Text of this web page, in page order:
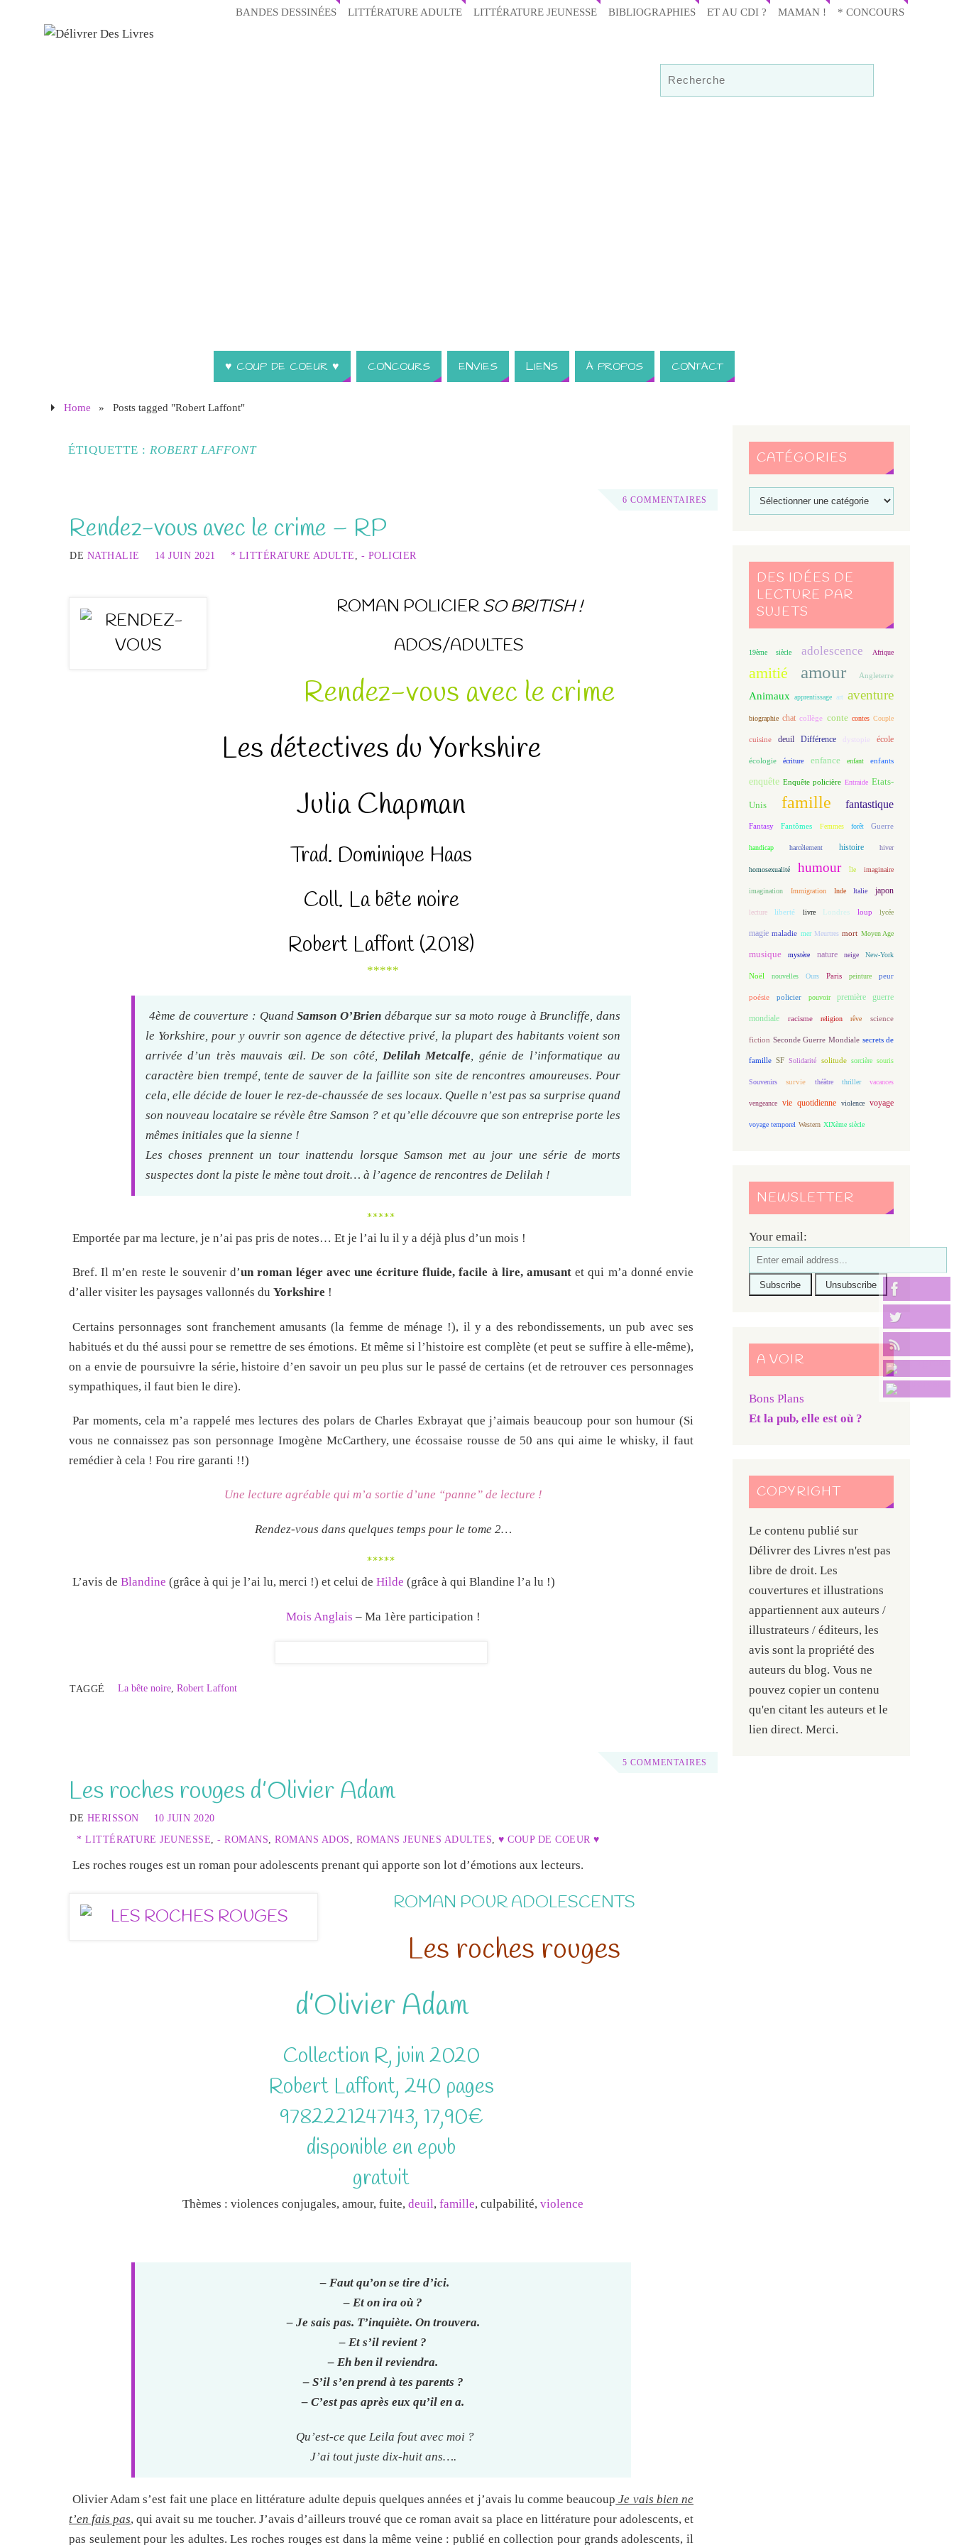
BANDES DESSINÉES LITTÉRATURE ADULTE LITTÉRATURE JEUNESSE BIBLIOGRAPHIES ET AU CDI ? MAMAN ! * CONCOURS
♥ COUP DE COEUR ♥ CONCOURS ENVIES LIENS À PROPOS CONTACT
Home » Posts tagged "Robert Laffont"
ÉTIQUETTE : ROBERT LAFFONT
6 COMMENTAIRES
Rendez-vous avec le crime – RP
DE NATHALIE 14 JUIN 2021 * LITTÉRATURE ADULTE - POLICIER
ROMAN POLICIERSO BRITISH !
ADOS/ADULTES
Rendez-vous avec le crime
Les détectives du Yorkshire
Julia Chapman
Trad. Dominique Haas
Coll. La bête noire
Robert Laffont (2018)
*****
4ème de couverture : QuandSamson O’Briendébarque sur sa moto rouge à Bruncliffe, dans
le Yorkshire, pour y ouvrir son agence de détective privé, la plupart des habitants voient son
arrivée d’un très mauvais œil. De son côté,Delilah Metcalfe, génie de l’informatique au
caractère bien trempé, tente de sauver de la faillite son site de rencontres amoureuses. Pour
cela, elle décide de louer le rez-de-chaussée de ses locaux. Quelle n’est pas sa surprise quand
son nouveau locataire se révèle être Samson ? et qu’elle découvre que son entreprise porte les
mêmes initiales que la sienne !
Les choses prennent un tour inattendu lorsque Samson met au jour une série de morts
suspectes dont la piste le mène tout droit… à l’agence de rencontres de Delilah !
*****
Emportée par ma lecture, je n’ai pas pris de notes… Et je l’ai lu il y a déjà plus d’un mois !
Bref. Il m’en reste le souvenir d’un roman léger avec une écriture fluide, facile à lire, amusant et qui m’a donné envie
d’aller visiter les paysages vallonnés du Yorkshire !
Certains personnages sont franchement amusants (la femme de ménage !), il y a des rebondissements, un pub avec ses
habitués et du thé aussi pour se remettre de ses émotions. Et même si l’histoire est complète (et peut se suffire à elle-même),
on a envie de poursuivre la série, histoire d’en savoir un peu plus sur le passé de certains (et de retrouver ces personnages
sympathiques, il faut bien le dire).
Par moments, cela m’a rappelé mes lectures des polars de Charles Exbrayat que j’aimais beaucoup pour son humour (Si
vous ne connaissez pas son personnage Imogène McCarthery, une écossaise rousse de 50 ans qui aime le whisky, il faut
remédier à cela ! Fou rire garanti !!)
Une lecture agréable qui m’a sortie d’une “panne” de lecture !
Rendez-vous dans quelques temps pour le tome 2…
*****
L’avis de Blandine (grâce à qui je l’ai lu, merci !) et celui de Hilde (grâce à qui Blandine l’a lu !)
Mois Anglais – Ma 1ère participation !
TAGGÉ La bête noire, Robert Laffont
5 COMMENTAIRES
Les roches rouges d’Olivier Adam
DE HERISSON
10 JUIN 2020
* LITTÉRATURE JEUNESSE, - ROMANS, ROMANS ADOS, ROMANS JEUNES ADULTES, ♥ COUP DE COEUR ♥
Les roches rouges est un roman pour adolescents prenant qui apporte son lot d’émotions aux lecteurs.
ROMAN POUR ADOLESCENTS
Les roches rouges
d’Olivier Adam
Collection R, juin 2020
Robert Laffont, 240 pages
9782221247143, 17,90€
disponible en epub
gratuit
Thèmes : violences conjugales, amour, fuite, deuil, famille, culpabilité, violence
– Faut qu’on se tire d’ici.
– Et on ira où ?
– Je sais pas. T’inquiète. On trouvera.
– Et s’il revient ?
– Eh ben il reviendra.
– S’il s’en prend à tes parents ?
– C’est pas après eux qu’il en a.
Qu’est-ce que Leila fout avec moi ?
J’ai tout juste dix-huit ans….
Olivier Adam s’est fait une place en littérature adulte depuis quelques années et j’avais lu comme beaucoup Je vais bien ne
t’en fais pas, qui avait su me toucher. J’avais d’ailleurs trouvé que ce roman avait sa place en littérature pour adolescents, et
pas seulement pour les adultes. Les roches rouges est dans la même veine : publié en collection pour grands adolescents, il
CATÉGORIES
DES IDÉES DE
LECTURE PAR
SUJETS
19ème siècle adolescence Afrique
amitié amour Angleterre
Animaux apprentissage art aventure
biographie chat collège conte contes Couple
cuisine deuil Différence dystopie école
écologie écriture enfance enfant enfants
enquête Enquête policière Entraide Etats-
Unis famille fantastique
Fantasy Fantômes Femmes forêt Guerre
handicap harcèlement histoire hiver
homosexualité humour île imaginaire
imagination Immigration Inde Italie japon
lecture liberté livre Londres loup lycée
magie maladie mer Meurtres mort Moyen Age
musique mystère nature neige New-York
Noël nouvelles Ours Paris peinture peur
poésie policier pouvoir première guerre
mondiale racisme religion rêve science
fiction Seconde Guerre Mondiale secrets de
famille SF Solidarité solitude sorcière souris
Souvenirs survie théâtre thriller vacances
vengeance vie quotidienne violence voyage
voyage temporel Western XIXème siècle
NEWSLETTER
Your email:
A VOIR
Bons Plans
Et la pub, elle est où ?
COPYRIGHT
Le contenu publié sur
Délivrer des Livres n'est pas
libre de droit. Les
couvertures et illustrations
appartiennent aux auteurs /
illustrateurs / éditeurs, les
avis sont la propriété des
auteurs du blog. Vous ne
pouvez copier un contenu
qu'en citant les auteurs et le
lien direct. Merci.